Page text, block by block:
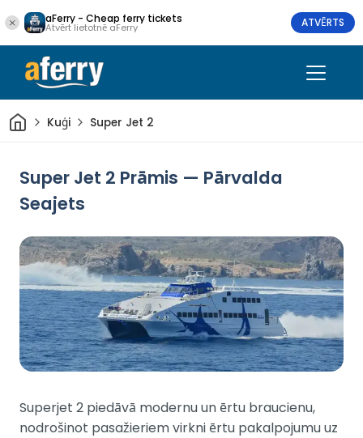
aFerry - Cheap ferry tickets
Atvērt lietotnē aFerry ATVĒRTS
Sākums
Kuģi Super Jet 2
Super Jet 2 Prāmis — Pārvalda
Seajets
Superjet 2 piedāvā modernu un ērtu braucienu,
nodrošinot pasažieriem virkni ērtu pakalpojumu uz